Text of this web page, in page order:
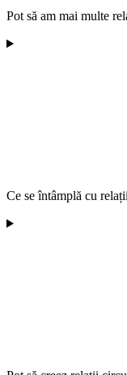
Pot să am mai multe
Ce se întâmplă cu